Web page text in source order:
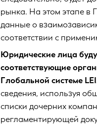
рынка. На этом этапе в
данные о
соответствии с
Юридические лица
соответствующие
Глобальной системе LEI
сведения, используя
списки дочерних
регламентирующей